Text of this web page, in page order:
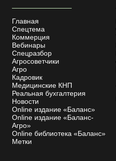
Главная
Спецтема
Коммерция
Вебинары
Спецразбор
Агросоветчики
Агро
Кадровик
Медицинские КНП
Реальная бухгалтерия
Новости
Online издание «Баланс»
Online издание «Баланс-
Агро»
Online библиотека «Баланс»
Метки